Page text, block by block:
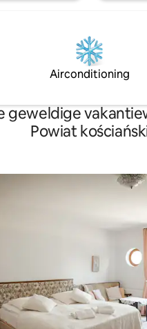
Airconditioning
geweldige
Powiat